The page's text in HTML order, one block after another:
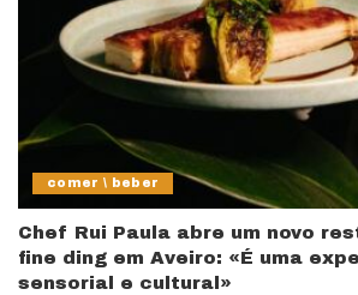
comer \ beber
Chef Rui Paula abre um novo
fine ding em Aveiro: «É uma
sensorial e cultural»